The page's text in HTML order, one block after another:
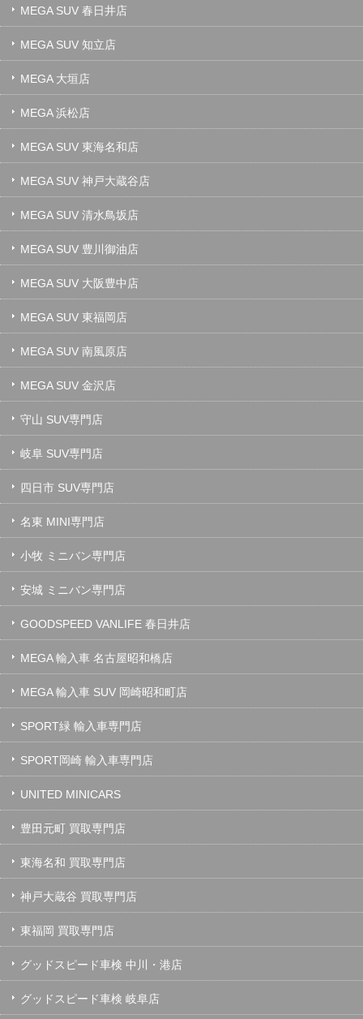
MEGA SUV 春日井店
MEGA SUV 知立店
MEGA 大垣店
MEGA 浜松店
MEGA SUV 東海名和店
MEGA SUV 神戸大蔵谷店
MEGA SUV 清水鳥坂店
MEGA SUV 豊川御油店
MEGA SUV 大阪豊中店
MEGA SUV 東福岡店
MEGA SUV 南風原店
MEGA SUV 金沢店
守山 SUV専門店
岐阜 SUV専門店
四日市 SUV専門店
名東 MINI専門店
小牧 ミニバン専門店
安城 ミニバン専門店
GOODSPEED VANLIFE 春日井店
MEGA 輸入車 名古屋昭和橋店
MEGA 輸入車 SUV 岡崎昭和町店
SPORT緑 輸入車専門店
SPORT岡崎 輸入車専門店
UNITED MINICARS
豊田元町 買取専門店
東海名和 買取専門店
神戸大蔵谷 買取専門店
東福岡 買取専門店
グッドスピード車検 中川・港店
グッドスピード車検 岐阜店